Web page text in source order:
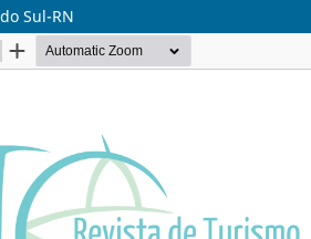
Sul-RN